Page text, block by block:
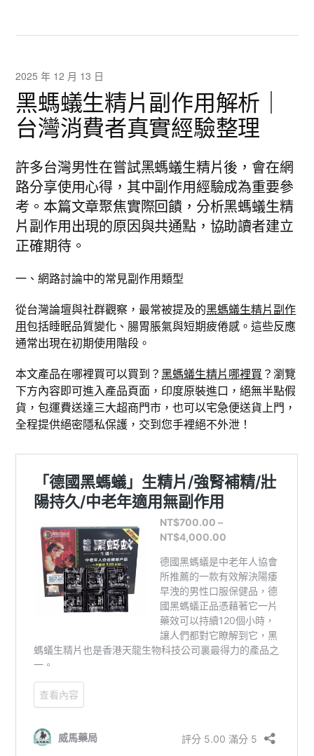
2025 年 12 月 13 日
黑螞蟻生精片副作用解析｜
台灣消費者真實經驗整理
許多台灣男性在嘗試黑螞蟻生精片後，會在網
路分享使用心得，其中副作用經驗成為重要參
考。本篇文章聚焦實際回饋，分析黑螞蟻生精
片副作用出現的原因與共通點，協助讀者建立
正確期待。
一、網路討論中的常見副作用類型
從台灣論壇與社群觀察，最常被提及的黑螞蟻生精片副作
用包括睡眠品質變化、腸胃脹氣與短期疲倦感。這些反應
通常出現在初期使用階段。
本文產品在哪裡買可以買到？黑螞蟻生精片哪裡買 ？瀏覽
下方內容即可進入產品頁面，印度原裝進口，絕無半點假
貨，包運費送達三大超商門市，也可以宅急便送貨上門，
全程提供絕密隱私保護，交到您手裡絕不外泄！